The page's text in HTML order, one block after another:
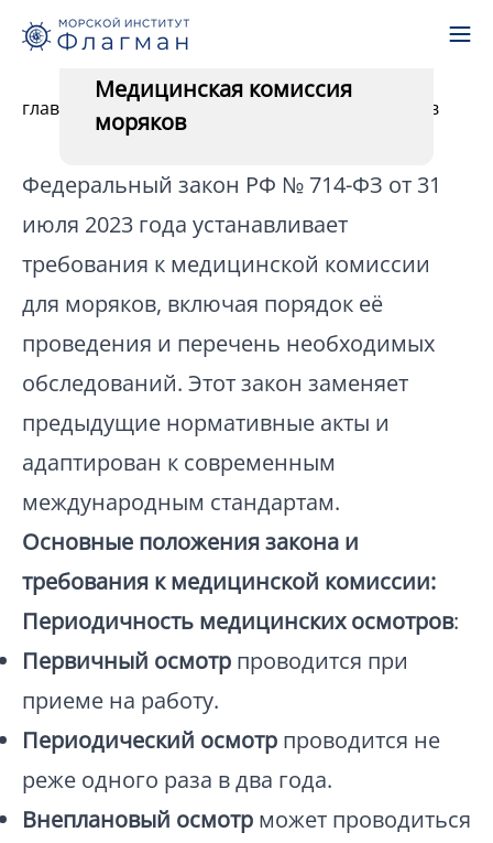
главная статьи медицинская комиссия моряков
Медицинская комиссия
моряков
Федеральный закон РФ № 714-ФЗ от 31
июля 2023 года устанавливает
требования к медицинской комиссии
для моряков, включая порядок её
проведения и перечень необходимых
обследований. Этот закон заменяет
предыдущие нормативные акты и
адаптирован к современным
международным стандартам.
Основные положения закона и
требования к медицинской комиссии:
Периодичность медицинских осмотров:
Первичный осмотр проводится при
приеме на работу.
Периодический осмотр проводится не
реже одного раза в два года.
Внеплановый осмотр может проводиться